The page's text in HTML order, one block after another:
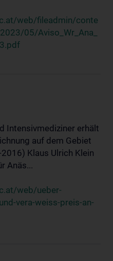
web/fileadmin/conte
05/Aviso_Wr_Ana_
Intensivmediziner erhält
auf dem Gebiet
Klaus Ulrich Klein
Anäs...
web/ueber-
vera-weiss-preis-an-